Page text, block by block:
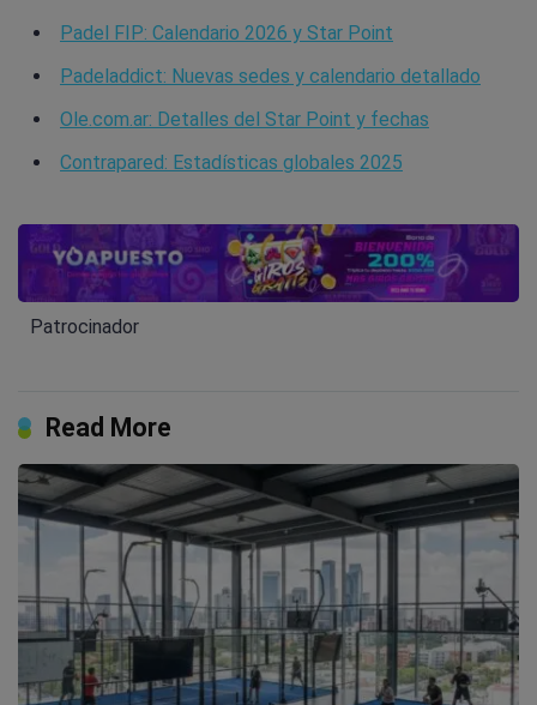
Padel FIP: Calendario 2026 y Star Point
Padeladdict: Nuevas sedes y calendario detallado
Ole.com.ar: Detalles del Star Point y fechas
Contrapared: Estadísticas globales 2025
Patrocinador
Read More